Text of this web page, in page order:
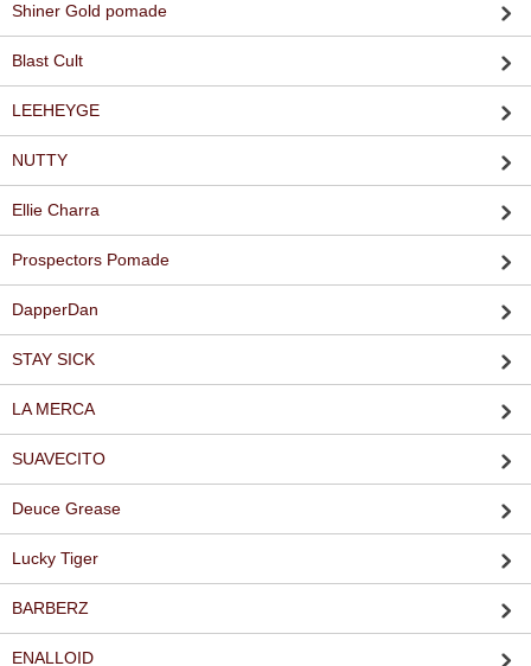
Shiner Gold pomade
Blast Cult
LEEHEYGE
NUTTY
Ellie Charra
Prospectors Pomade
DapperDan
STAY SICK
LA MERCA
SUAVECITO
Deuce Grease
Lucky Tiger
BARBERZ
ENALLOID